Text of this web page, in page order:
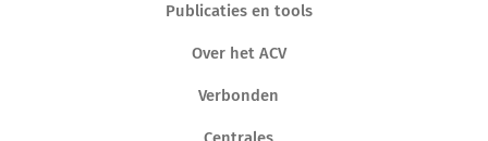
Publicaties en tools
Over het ACV
Verbonden